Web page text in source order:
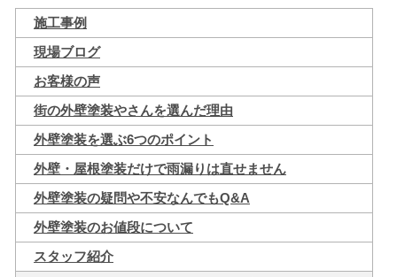
施工事例
現場ブログ
お客様の声
街の外壁塗装やさんを選んだ理由
外壁塗装を選ぶ6つのポイント
外壁・屋根塗装だけで雨漏りは直せません
外壁塗装の疑問や不安なんでもQ&A
外壁塗装のお値段について
スタッフ紹介